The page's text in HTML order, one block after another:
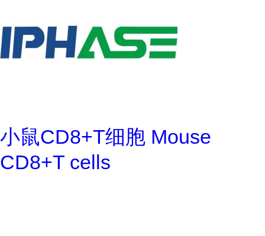
小鼠CD8+T细胞 Mouse
CD8+T cells